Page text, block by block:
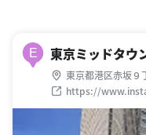
E 東京ミッドタウ
東京都港区赤坂９
https://